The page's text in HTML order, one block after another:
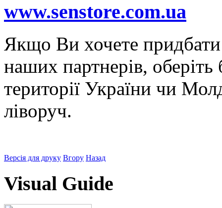
www.senstore.com.ua
Якщо Ви хочете
наших партнерів,
території України чи
ліворуч.
Версія для друку Вгору Назад
Visual Guide